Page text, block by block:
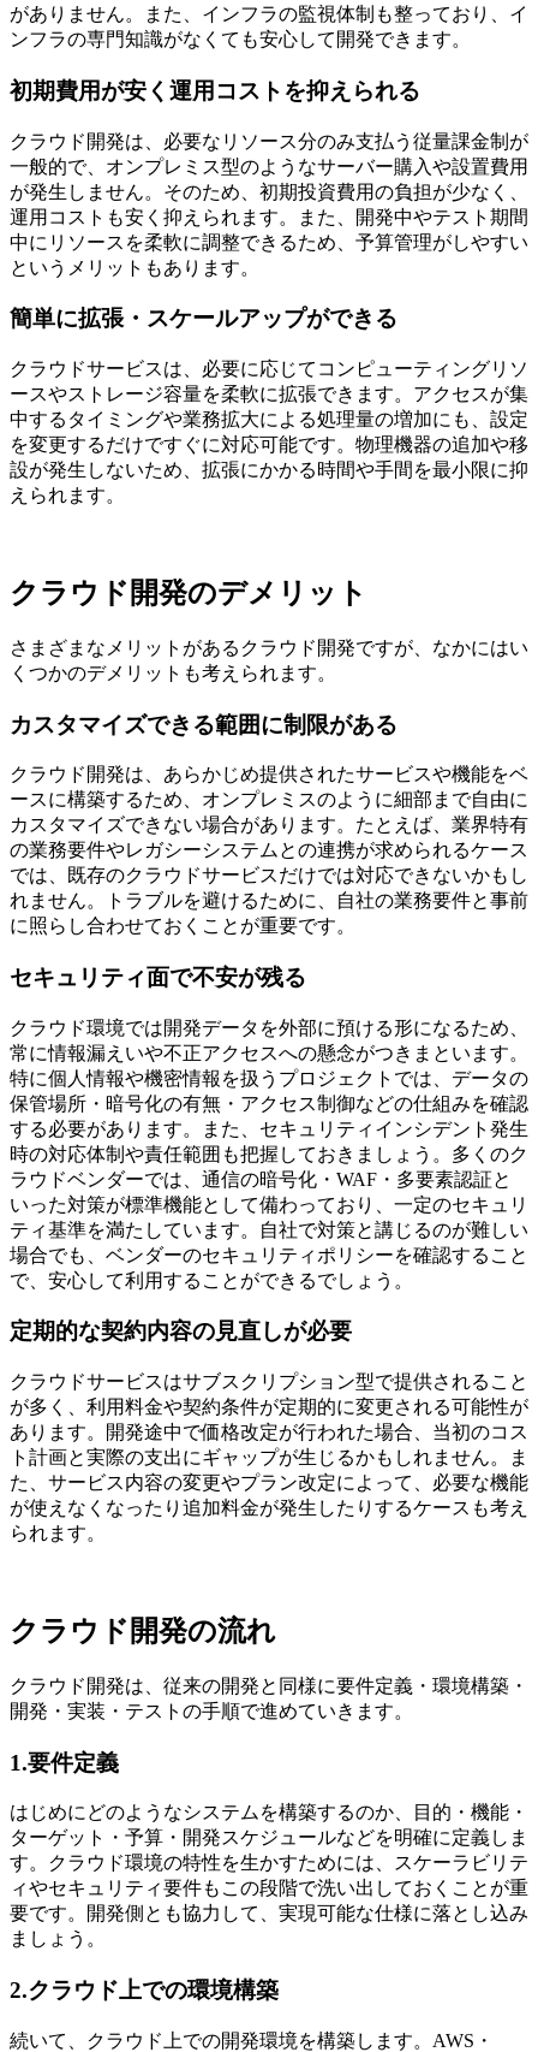
がありません。また、インフラの監視体制も整っており、イ
ンフラの専門知識がなくても安心して開発できます。
初期費用が安く運用コストを抑えられる
クラウド開発は、必要なリソース分のみ支払う従量課金制が
一般的で、オンプレミス型のようなサーバー購入や設置費用
が発生しません。そのため、初期投資費用の負担が少なく、
運用コストも安く抑えられます。また、開発中やテスト期間
中にリソースを柔軟に調整できるため、予算管理がしやすい
というメリットもあります。
簡単に拡張・スケールアップができる
クラウドサービスは、必要に応じてコンピューティングリソ
ースやストレージ容量を柔軟に拡張できます。アクセスが集
中するタイミングや業務拡大による処理量の増加にも、設定
を変更するだけですぐに対応可能です。物理機器の追加や移
設が発生しないため、拡張にかかる時間や手間を最小限に抑
えられます。
クラウド開発のデメリット
さまざまなメリットがあるクラウド開発ですが、なかにはい
くつかのデメリットも考えられます。
カスタマイズできる範囲に制限がある
クラウド開発は、あらかじめ提供されたサービスや機能をベ
ースに構築するため、オンプレミスのように細部まで自由に
カスタマイズできない場合があります。たとえば、業界特有
の業務要件やレガシーシステムとの連携が求められるケース
では、既存のクラウドサービスだけでは対応できないかもし
れません。トラブルを避けるために、自社の業務要件と事前
に照らし合わせておくことが重要です。
セキュリティ面で不安が残る
クラウド環境では開発データを外部に預ける形になるため、
常に情報漏えいや不正アクセスへの懸念がつきまといます。
特に個人情報や機密情報を扱うプロジェクトでは、データの
保管場所・暗号化の有無・アクセス制御などの仕組みを確認
する必要があります。また、セキュリティインシデント発生
時の対応体制や責任範囲も把握しておきましょう。多くのク
ラウドベンダーでは、通信の暗号化・WAF・多要素認証と
いった対策が標準機能として備わっており、一定のセキュリ
ティ基準を満たしています。自社で対策と講じるのが難しい
場合でも、ベンダーのセキュリティポリシーを確認すること
で、安心して利用することができるでしょう。
定期的な契約内容の見直しが必要
クラウドサービスはサブスクリプション型で提供されること
が多く、利用料金や契約条件が定期的に変更される可能性が
あります。開発途中で価格改定が行われた場合、当初のコス
ト計画と実際の支出にギャップが生じるかもしれません。ま
た、サービス内容の変更やプラン改定によって、必要な機能
が使えなくなったり追加料金が発生したりするケースも考え
られます。
クラウド開発の流れ
クラウド開発は、従来の開発と同様に要件定義・環境構築・
開発・実装・テストの手順で進めていきます。
1.要件定義
はじめにどのようなシステムを構築するのか、目的・機能・
ターゲット・予算・開発スケジュールなどを明確に定義しま
す。クラウド環境の特性を生かすためには、スケーラビリテ
ィやセキュリティ要件もこの段階で洗い出しておくことが重
要です。開発側とも協力して、実現可能な仕様に落とし込み
ましょう。
2.クラウド上での環境構築
続いて、クラウド上での開発環境を構築します。AWS・